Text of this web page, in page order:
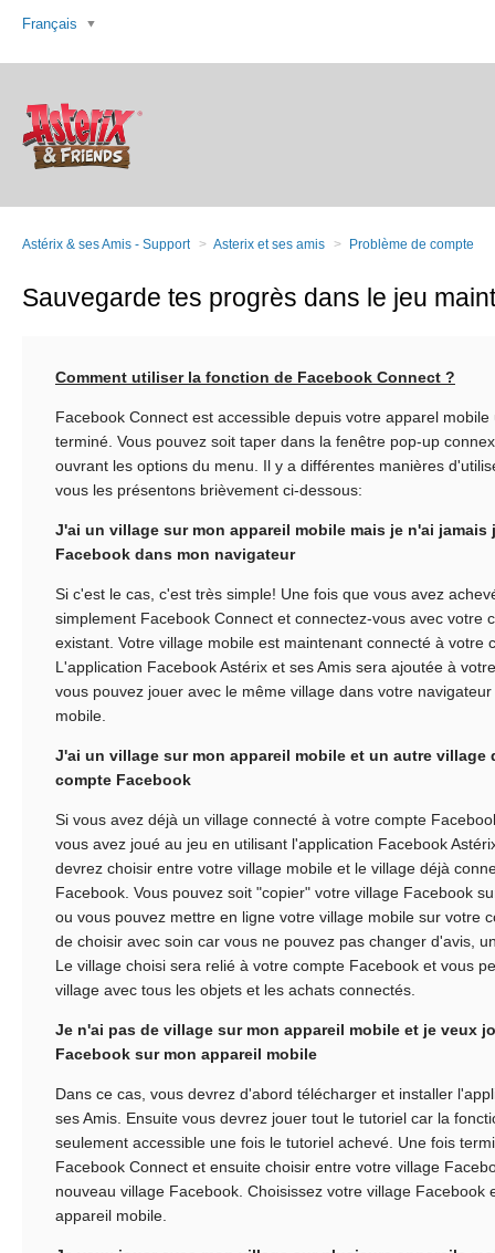
Français
Astérix & ses Amis - Support Asterix et ses amis Problème de compte
Sauvegarde tes progrès dans le jeu
Comment utiliser la fonction de Facebook Connect ?
Facebook Connect est accessible depuis votre apparel
terminé. Vous pouvez soit taper dans la fenêtre pop-up
ouvrant les options du menu. Il y a différentes manières
vous les présentons brièvement ci-dessous:
J'ai un village sur mon appareil mobile mais je n'ai
Facebook dans mon navigateur
Si c'est le cas, c'est très simple! Une fois que vous avez
simplement Facebook Connect et connectez-vous avec votre
existant. Votre village mobile est maintenant connecté à votre
L'application Facebook Astérix et ses Amis sera ajoutée à
vous pouvez jouer avec le même village dans votre
mobile.
J'ai un village sur mon appareil mobile et un autre village
compte Facebook
Si vous avez déjà un village connecté à votre compte
vous avez joué au jeu en utilisant l'application Facebook
devrez choisir entre votre village mobile et le village déjà
Facebook. Vous pouvez soit "copier" votre village Facebook
ou vous pouvez mettre en ligne votre village mobile sur votre
de choisir avec soin car vous ne pouvez pas changer d'avis,
Le village choisi sera relié à votre compte Facebook et vous
village avec tous les objets et les achats connectés.
Je n'ai pas de village sur mon appareil mobile et je veux
Facebook sur mon appareil mobile
Dans ce cas, vous devrez d'abord télécharger et installer
ses Amis. Ensuite vous devrez jouer tout le tutoriel car la
seulement accessible une fois le tutoriel achevé. Une fois
Facebook Connect et ensuite choisir entre votre village
nouveau village Facebook. Choisissez votre village Facebook
appareil mobile.